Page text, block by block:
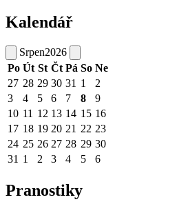
Kalendář
Srpen2026
Po Út St Čt Pá So Ne
27 28 29 30 31 1
2
3
4 5 6 7 8
9
10 11 12 13 14 15 16
17 18 19 20 21 22 23
24 25 26 27 28 29 30
31 1 2 3 4 5 6
Pranostiky